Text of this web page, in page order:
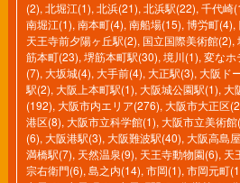
(2), 北堀江(1), 北浜(21), 北浜駅(22), 千代崎
南堀江(1), 南本町(4), 南船場(15), 博労町(4),
天王寺前夕陽ヶ丘駅(2), 国立国際美術館(2),
筋本町(23), 堺筋本町駅(30), 境川(1), 変なホ
(7), 大坂城(4), 大手前(4), 大正駅(3), 大阪ド
駅(2), 大阪上本町駅(1), 大阪城公園駅(1), 大
(192), 大阪市内エリア(276), 大阪市大正区
港区(8), 大阪市立科学館(1), 大阪市立美術館
(6), 大阪港駅(3), 大阪難波駅(40), 大阪高島
満橋駅(7), 天然温泉(9), 天王寺動物園(6), 天
宗右衛門(6), 島之内(14), 市岡(1), 市岡元町